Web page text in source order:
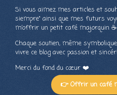
Si vous aimez mes articles et
siempre" ainsi que mes futurs
m’offrir un petit café majorquin
Chaque soutien, même
vivre ce blog avec passion et
Merci du fond du cœur ❤️
👉 Offrir un café